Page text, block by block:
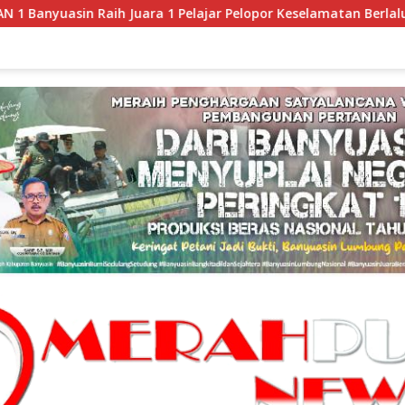
1 Pelajar Pelopor Keselamatan Berlalu Lintas Tingkat